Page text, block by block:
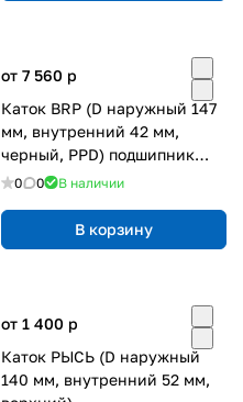
от 7 560 p
Каток BRP (D наружный 147
мм, внутренний 42 мм,
черный, PPD) подшипник
6004
0 0 В наличии
В корзину
от 1 400 p
Каток РЫСЬ (D наружный
140 мм, внутренний 52 мм,